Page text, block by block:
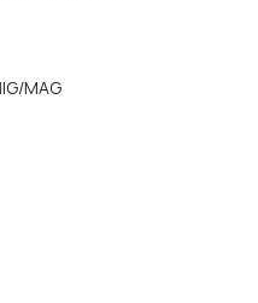
MAG